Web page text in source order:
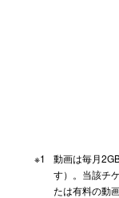
動画は毎月
す）。当該チ
たは有料の動